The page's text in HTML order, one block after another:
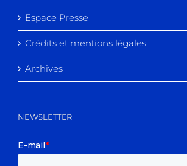
Espace Presse
Crédits et mentions légales
Archives
NEWSLETTER